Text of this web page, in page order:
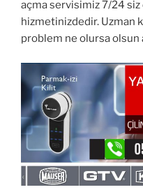
açma servisimiz 7/24
hizmetinizdedir. Uzman
problem ne olursa olsun